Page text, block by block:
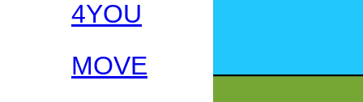
4YOU
MOVE